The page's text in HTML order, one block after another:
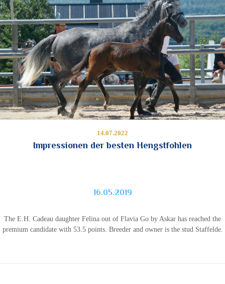
14.07.2022
Impressionen der besten Hengstfohlen
16.05.2019
The E.H. Cadeau daughter Felina out of Flavia Go by Askar has reached the
premium candidate with 53.5 points. Breeder and owner is the stud Staffelde.